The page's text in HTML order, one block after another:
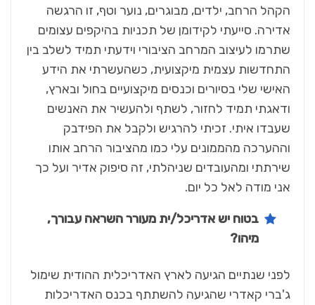
הקהל הרחב, ילדים, מבוגרים, נוער וטף, זו הרגשה
אדירה. סייעתי לקידומן של תכניות בהיקפים עצומים
שתרמו לעיצוב המרחב הציבורי וידעתי תמיד לשלב בין
התחדשות עצמית מיקצועית, כשהעשרתי את הידע
האישי שלי בסיורים וכנסים מיקצועיים בחול ובארץ,
ודאגתי תמיד לחזור, לשתף ולהעשיר את האנשים
שעבדו איתי. זכיתי להרגיש ולקבל את הפידבק
וההערכה מהממונים עלי כמו מהציבור הרחב אותו
שירתתי ומהעובדים שניהלתי, זה סיפוק אדיר ועל כך
אני מודה לאל כל יום.
בטוח יש אדריכל/ית מעורר השראה עבורך,
מיהו?
לפני שנתיים הגיעה לארץ האדריכלית ההודית שימול
ג'ברי קאדרי שהגיעה להשתתף בכנס האדריכלות